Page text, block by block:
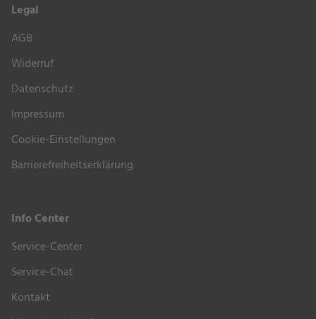
Legal
AGB
Widerruf
Datenschutz
Impressum
Cookie-Einstellungen
Barrierefreiheitserklärung
Info Center
Service-Center
Service-Chat
Kontakt